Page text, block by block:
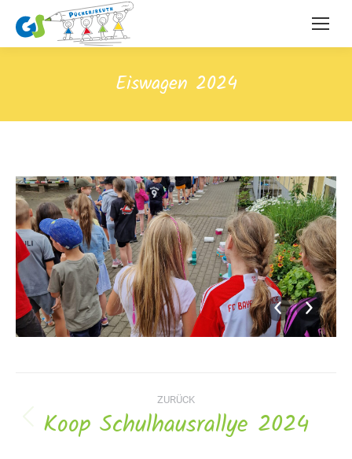
Eiswagen 2024
Navigation
ZURÜCK
Vorheriges
Koop Schulhausrallye 2024